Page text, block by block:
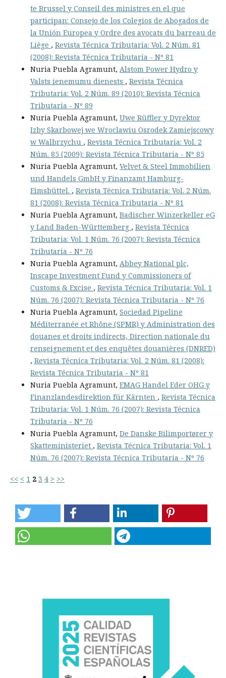
te Brussel y Conseil des ministres en el que
participan: Consejo de los Colegios de Abogados de
la Unión Europea y Ordre des avocats du barreau de
Liège , Revista Técnica Tributaria: Vol. 2 Núm. 81
(2008): Revista Técnica Tributaria - Nº 81
Nuria Puebla Agramunt, Alstom Power Hydro y
Valsts ienemumu dienests , Revista Técnica
Tributaria: Vol. 2 Núm. 89 (2010): Revista Técnica
Tributaria - Nº 89
Nuria Puebla Agramunt, Uwe Rüffler y Dyrektor
Izby Skarbowej we Wroclawiu Osrodek Zamiejscowy
w Walbrzychu , Revista Técnica Tributaria: Vol. 2
Núm. 85 (2009): Revista Técnica Tributaria - Nº 85
Nuria Puebla Agramunt, Velvet & Steel Immobilien
und Handels GmbH y Finanzamt Hamburg-
Eimsbüttel. , Revista Técnica Tributaria: Vol. 2 Núm.
81 (2008): Revista Técnica Tributaria - Nº 81
Nuria Puebla Agramunt, Badischer Winzerkeller eG
y Land Baden-Württemberg , Revista Técnica
Tributaria: Vol. 1 Núm. 76 (2007): Revista Técnica
Tributaria - Nº 76
Nuria Puebla Agramunt, Abbey National plc,
Inscape Investment Fund y Commissioners of
Customs & Excise , Revista Técnica Tributaria: Vol. 1
Núm. 76 (2007): Revista Técnica Tributaria - Nº 76
Nuria Puebla Agramunt, Sociedad Pipeline
Méditerranée et Rhône (SPMR) y Administration des
douanes et droits indirects, Direction nationale du
renseignement et des enquêtes douanières (DNRED)
, Revista Técnica Tributaria: Vol. 2 Núm. 81 (2008):
Revista Técnica Tributaria - Nº 81
Nuria Puebla Agramunt, EMAG Handel Eder OHG y
Finanzlandesdirektion für Kärnten , Revista Técnica
Tributaria: Vol. 1 Núm. 76 (2007): Revista Técnica
Tributaria - Nº 76
Nuria Puebla Agramunt, De Danske Bilimportører y
Skatteministeriet , Revista Técnica Tributaria: Vol. 1
Núm. 76 (2007): Revista Técnica Tributaria - Nº 76
<< < 1 2 3 4 > >>